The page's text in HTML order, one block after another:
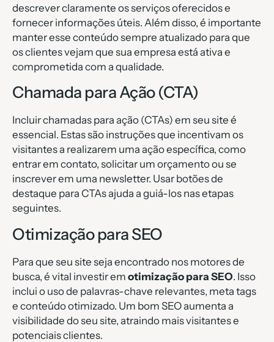
descrever claramente os serviços oferecidos e
fornecer informações úteis. Além disso, é importante
manter esse conteúdo sempre atualizado para que
os clientes vejam que sua empresa está ativa e
comprometida com a qualidade.
Chamada para Ação (CTA)
Incluir chamadas para ação (CTAs) em seu site é
essencial. Estas são instruções que incentivam os
visitantes a realizarem uma ação específica, como
entrar em contato, solicitar um orçamento ou se
inscrever em uma newsletter. Usar botões de
destaque para CTAs ajuda a guiá-los nas etapas
seguintes.
Otimização para SEO
Para que seu site seja encontrado nos motores de
busca, é vital investir em otimização para SEO. Isso
inclui o uso de palavras-chave relevantes, meta tags
e conteúdo otimizado. Um bom SEO aumenta a
visibilidade do seu site, atraindo mais visitantes e
potenciais clientes.